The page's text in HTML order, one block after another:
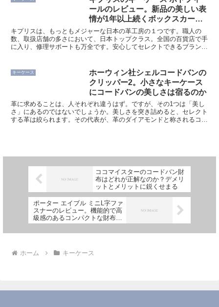
ールのレビュー。新品の美しい表
情が1年以上続くボックスカーフ
の魅力を語る
キプリスは、もっともメジャーな日本の革工房の１つです。職人の
数、取扱店舗の多さにおいて、日本トップクラス。全国の百貨店で手
に入り、修理サポートも万全です。安心してセレクトできるブランド
キーケース
ホーウィン社シェルコードバンの
クリッパー2。小さなキーケース
にコードバンの美しさは宿るのか
革に求めることは、人それぞれ違うはず。ですが、その1つは「美し
さ」にあるのではないでしょうか。美しさを突き詰めると、セレクト
する革は絞られます。その代表が、革のダイアモンドと称されるコー
ココマイスターのコードバン財
布はどれが正解なのか？デメリ
ットとメリットに鋭くせまる
ポーター エイブル ミニL字ファ
スナーのレビュー。機能的で高
級感のあるコンパクトな財布の
使い勝手、特徴、メリット・デ
メリット
ホーム キーケース